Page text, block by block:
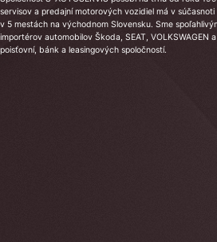
servisov a predajní motorových vozidiel má v
v 5 mestách na východnom Slovensku. Sme
importérov automobilov Škoda, SEAT, VOLKSWAGEN
poisťovní, bánk a leasingových spoločností.